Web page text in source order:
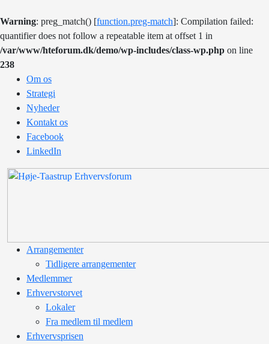
Warning: preg_match() [function.preg-match]: Compilation failed:
quantifier does not follow a repeatable item at offset 1 in
/var/www/hteforum.dk/demo/wp-includes/class-wp.php on line
238
Om os
Strategi
Nyheder
Kontakt os
Facebook
LinkedIn
Arrangementer
Tidligere arrangementer
Medlemmer
Erhvervstorvet
Lokaler
Fra medlem til medlem
Erhvervsprisen